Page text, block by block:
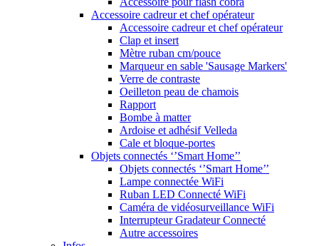
Accessoire cadreur et chef opérateur
Accessoire cadreur et chef opérateur
Clap et insert
Mètre ruban cm/pouce
Marqueur en sable 'Sausage Markers'
Verre de contraste
Oeilleton peau de chamois
Rapport
Bombe à matter
Ardoise et adhésif Velleda
Cale et bloque-portes
Objets connectés ‘’Smart Home’’
Objets connectés ‘’Smart Home’’
Lampe connectée WiFi
Ruban LED Connecté WiFi
Caméra de vidéosurveillance WiFi
Interrupteur Gradateur Connecté
Autre accessoires